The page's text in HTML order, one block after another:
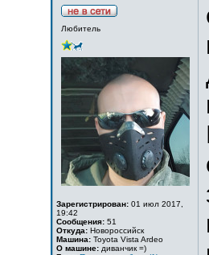
Любитель
Зарегистрирован: 01 июл 2017,
19:42
Сообщения: 51
Откуда: Новороссийск
Машина: Toyota Vista Ardeo
О машине: диванчик =)